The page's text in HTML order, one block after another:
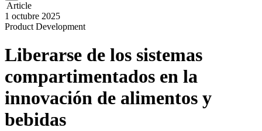
Article
1 octubre 2025
Product Development
Liberarse de los sistemas
compartimentados en la
innovación de alimentos y
bebidas